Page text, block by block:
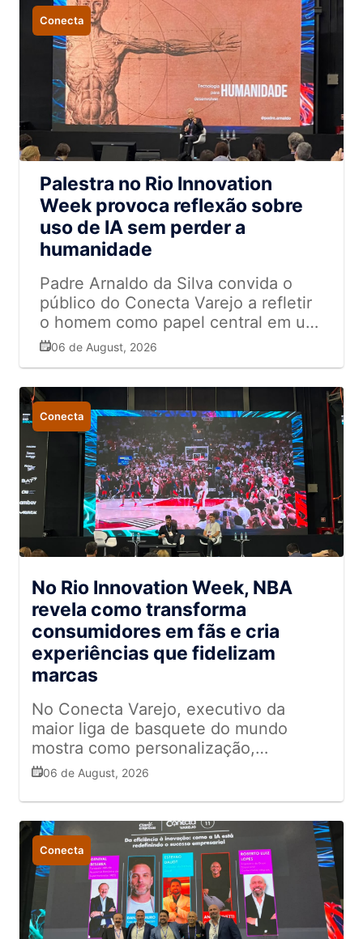
Conecta
Palestra no Rio Innovation
Week provoca reflexão sobre
uso de IA sem perder a
humanidade
Padre Arnaldo da Silva convida o
público do Conecta Varejo a refletir
o homem como papel central em um
mundo tomado por tecnologia
06 de August, 2026
Conecta
No Rio Innovation Week, NBA
revela como transforma
consumidores em fãs e cria
experiências que fidelizam
marcas
No Conecta Varejo, executivo da
maior liga de basquete do mundo
mostra como personalização,
entretenimento e conexão emocional
com o público e inspiram estratégias
para o varejo
06 de August, 2026
Conecta